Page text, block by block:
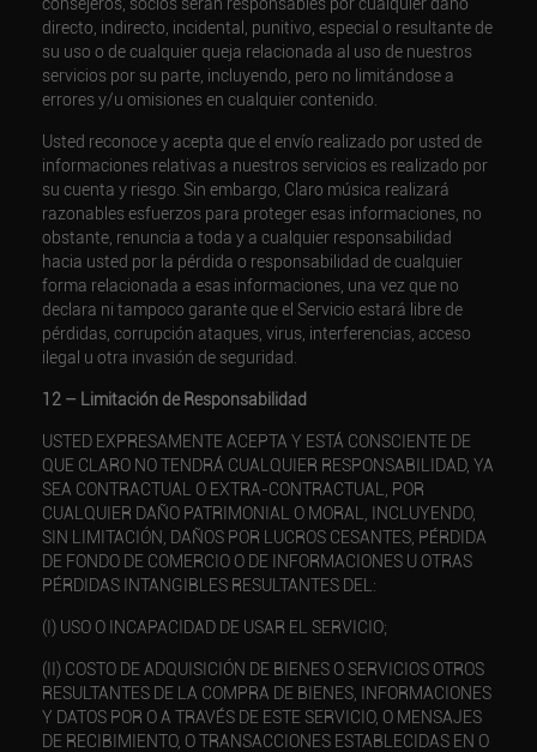
directo, indirecto, incidental, punitivo, especial o resultante de
su uso o de cualquier queja relacionada al uso de nuestros
servicios por su parte, incluyendo, pero no limitándose a
errores y/u omisiones en cualquier contenido.
Usted reconoce y acepta que el envío realizado por usted de
informaciones relativas a nuestros servicios es realizado por
su cuenta y riesgo. Sin embargo, Claro música realizará
razonables esfuerzos para proteger esas informaciones, no
obstante, renuncia a toda y a cualquier responsabilidad
hacia usted por la pérdida o responsabilidad de cualquier
forma relacionada a esas informaciones, una vez que no
declara ni tampoco garante que el Servicio estará libre de
pérdidas, corrupción ataques, virus, interferencias, acceso
ilegal u otra invasión de seguridad.
12 – Limitación de Responsabilidad
USTED EXPRESAMENTE ACEPTA Y ESTÁ CONSCIENTE DE
QUE CLARO NO TENDRÁ CUALQUIER RESPONSABILIDAD, YA
SEA CONTRACTUAL O EXTRA-CONTRACTUAL, POR
CUALQUIER DAÑO PATRIMONIAL O MORAL, INCLUYENDO,
SIN LIMITACIÓN, DAÑOS POR LUCROS CESANTES, PÉRDIDA
DE FONDO DE COMERCIO O DE INFORMACIONES U OTRAS
PÉRDIDAS INTANGIBLES RESULTANTES DEL:
(I) USO O INCAPACIDAD DE USAR EL SERVICIO;
(II) COSTO DE ADQUISICIÓN DE BIENES O SERVICIOS OTROS
RESULTANTES DE LA COMPRA DE BIENES, INFORMACIONES
Y DATOS POR O A TRAVÉS DE ESTE SERVICIO, O MENSAJES
DE RECIBIMIENTO, O TRANSACCIONES ESTABLECIDAS EN O